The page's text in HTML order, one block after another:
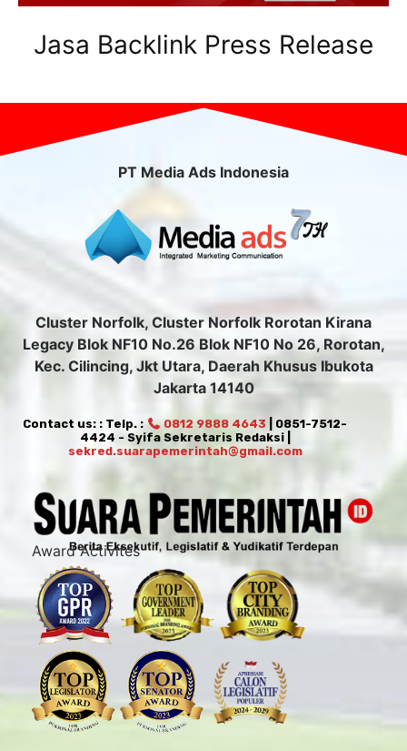
Jasa Backlink Press Release
PT Media Ads Indonesia
Cluster Norfolk, Cluster Norfolk Rorotan Kirana
Legacy Blok NF10 No.26 Blok NF10 No 26, Rorotan,
Kec. Cilincing, Jkt Utara, Daerah Khusus Ibukota
Jakarta 14140
Contact us: : Telp. : 0812 9888 4643 | 0851-7512-
4424 - Syifa Sekretaris Redaksi |
sekred.suarapemerintah@gmail.com
Award Activites